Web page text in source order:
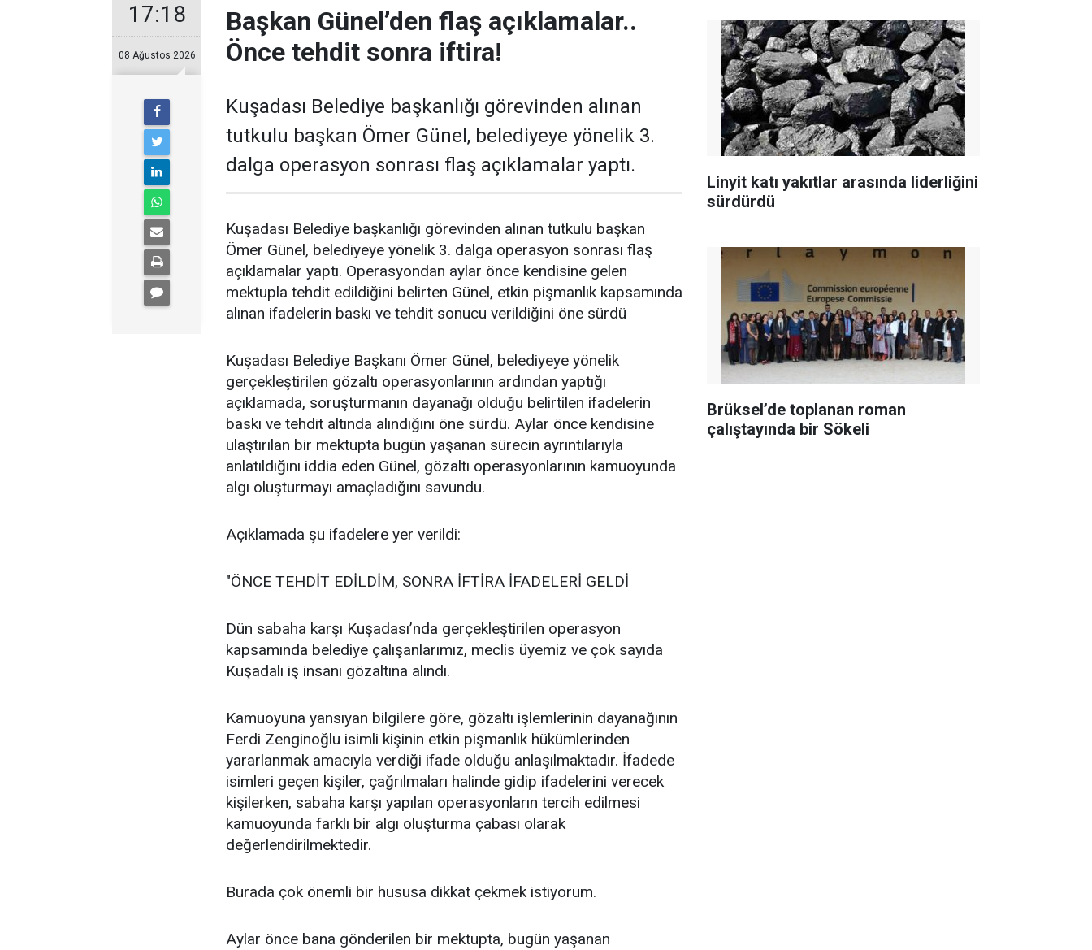
17:18
08 Ağustos 2026
Başkan Günel’den flaş açıklamalar..
Önce tehdit sonra iftira!
Kuşadası Belediye başkanlığı görevinden alınan
tutkulu başkan Ömer Günel, belediyeye yönelik 3.
dalga operasyon sonrası flaş açıklamalar yaptı.
Kuşadası Belediye başkanlığı görevinden alınan tutkulu başkan
Ömer Günel, belediyeye yönelik 3. dalga operasyon sonrası flaş
açıklamalar yaptı. Operasyondan aylar önce kendisine gelen
mektupla tehdit edildiğini belirten Günel, etkin pişmanlık kapsamında
alınan ifadelerin baskı ve tehdit sonucu verildiğini öne sürdü
Kuşadası Belediye Başkanı Ömer Günel, belediyeye yönelik
gerçekleştirilen gözaltı operasyonlarının ardından yaptığı
açıklamada, soruşturmanın dayanağı olduğu belirtilen ifadelerin
baskı ve tehdit altında alındığını öne sürdü. Aylar önce kendisine
ulaştırılan bir mektupta bugün yaşanan sürecin ayrıntılarıyla
anlatıldığını iddia eden Günel, gözaltı operasyonlarının kamuoyunda
algı oluşturmayı amaçladığını savundu.
Açıklamada şu ifadelere yer verildi:
"ÖNCE TEHDİT EDİLDİM, SONRA İFTİRA İFADELERİ GELDİ
Dün sabaha karşı Kuşadası’nda gerçekleştirilen operasyon
kapsamında belediye çalışanlarımız, meclis üyemiz ve çok sayıda
Kuşadalı iş insanı gözaltına alındı.
Kamuoyuna yansıyan bilgilere göre, gözaltı işlemlerinin dayanağının
Ferdi Zenginoğlu isimli kişinin etkin pişmanlık hükümlerinden
yararlanmak amacıyla verdiği ifade olduğu anlaşılmaktadır. İfadede
isimleri geçen kişiler, çağrılmaları halinde gidip ifadelerini verecek
kişilerken, sabaha karşı yapılan operasyonların tercih edilmesi
kamuoyunda farklı bir algı oluşturma çabası olarak
değerlendirilmektedir.
Burada çok önemli bir hususa dikkat çekmek istiyorum.
Aylar önce bana gönderilen bir mektupta, bugün yaşanan
Linyit katı yakıtlar arasında liderliğini
sürdürdü
Brüksel’de toplanan roman
çalıştayında bir Sökeli